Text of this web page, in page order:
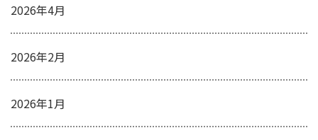
2026年4月
2026年2月
2026年1月